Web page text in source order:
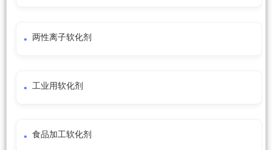
两性离子软化剂
工业用软化剂
食品加工软化剂